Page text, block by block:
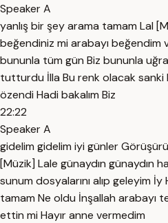
Speaker A
yanlış bir şey arama tamam Lal
beğendiniz mi arabayı beğendim
bununla tüm gün Biz bununla
tutturdu İlla Bu renk olacak sanki
özendi Hadi bakalım Biz
22:22
Speaker A
gidelim gidelim iyi günler
[Müzik] Lale günaydın günaydın
sunum dosyalarını alıp geleyim
tamam Ne oldu İnşallah arabayı
ettin mi Hayır anne vermedim